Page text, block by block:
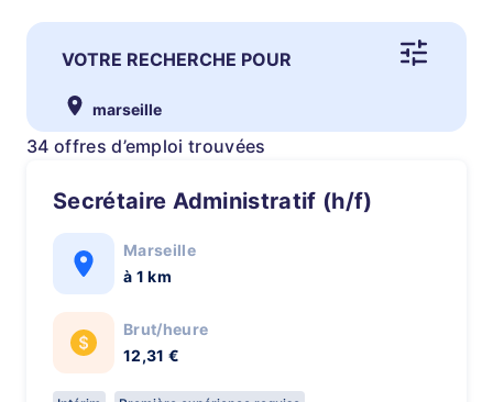
VOTRE RECHERCHE POUR
marseille
34 offres d’emploi trouvées
Secrétaire Administratif (h/f)
Marseille
à 1 km
Brut/heure
12,31 €